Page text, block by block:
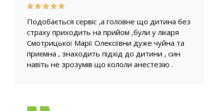
Подобається сервіс ,а головне що дитина без
страху приходить на прийом ,були у лікаря
Смотрицької Марії Олексіївни дуже чуйна та
приємна , знаходить підхід до дитини , син
навіть не зрозумів що кололи анестезію .